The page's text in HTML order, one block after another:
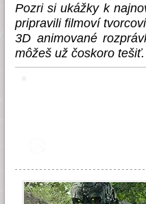
Pozri si ukážky k
pripravili filmoví
3D animované
môžeš už čoskoro tešiť.